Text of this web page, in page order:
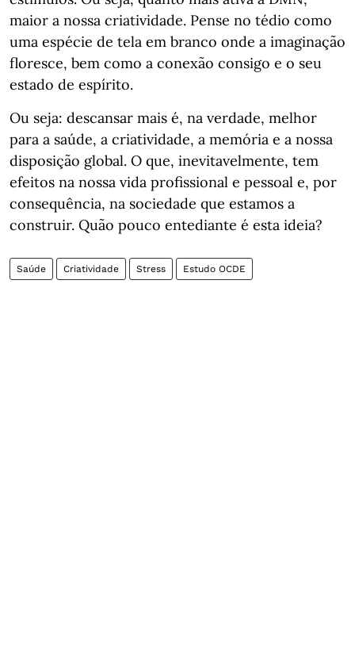
maior a nossa criatividade. Pense no tédio como
uma espécie de tela em branco onde a imaginação
floresce, bem como a conexão consigo e o seu
estado de espírito.
Ou seja: descansar mais é, na verdade, melhor
para a saúde, a criatividade, a memória e a nossa
disposição global. O que, inevitavelmente, tem
efeitos na nossa vida profissional e pessoal e, por
consequência, na sociedade que estamos a
construir. Quão pouco entediante é esta ideia?
Saúde Criatividade Stress Estudo OCDE